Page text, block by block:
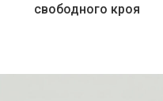
свободного кроя